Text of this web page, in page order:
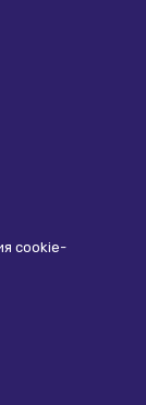
сookie-